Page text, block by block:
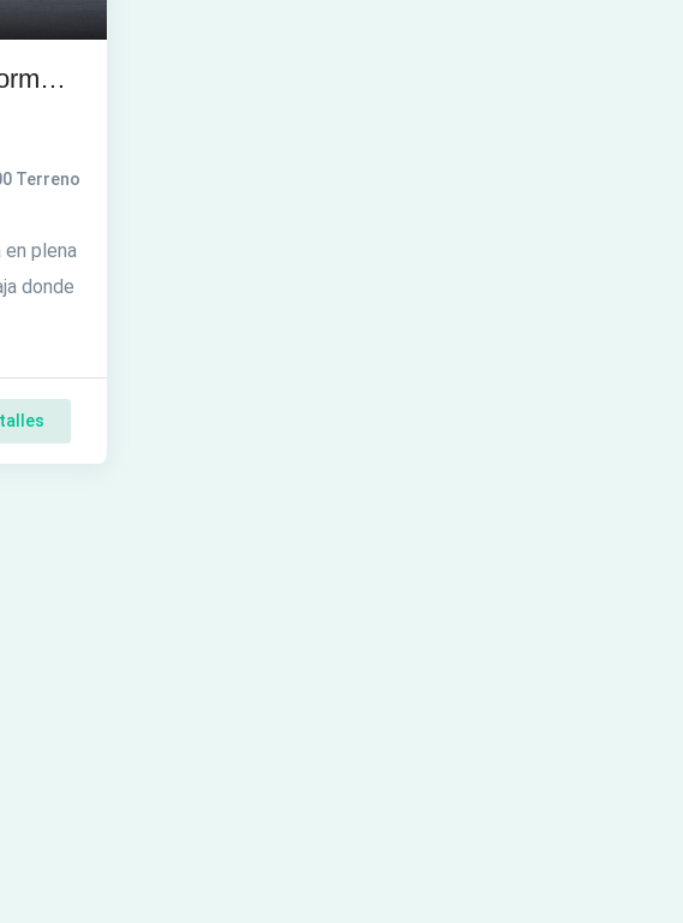
en
Terreno
en plena
donde